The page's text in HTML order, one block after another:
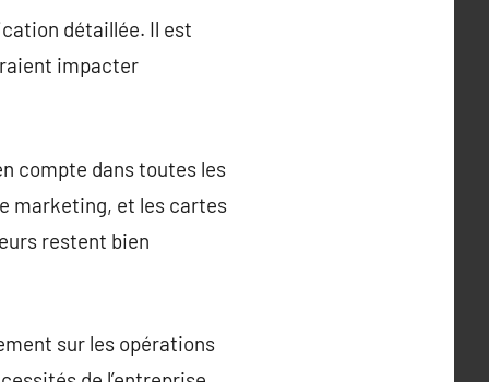
détaillée. Il est
impacter
compte dans toutes les
marketing, et les cartes
restent bien
sur les opérations